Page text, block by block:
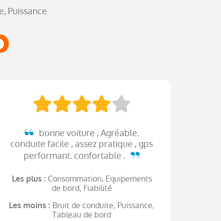
Puissance
bonne voiture , Agréable.
conduite facile , assez pratique , gps
performant. confortable .
Les plus : Consommation, Equipements
de bord, Fiabilité
Les moins : Bruit de conduite, Puissance,
Tableau de bord